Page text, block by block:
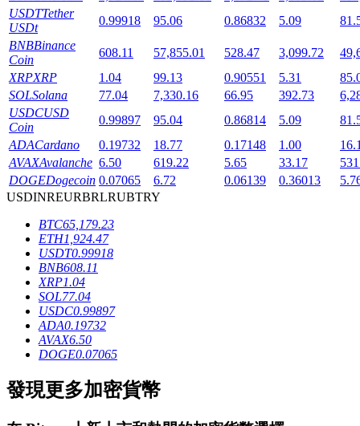
活期質押獲得熱門資產
鎖倉BTR
輕鬆獲得多重福利
借貸寶
USDTTether
USDt
0.99918 95.06 0.86832 5.09
BNBBinance
Coin
608.11 57,855.01 528.47 3,099.72
XRPXRP 1.04 99.13 0.90551 5.31
SOLSolana 77.04 7,330.16 66.95 392.73
USDCUSD
Coin
0.99897 95.04 0.86814 5.09
ADACardano 0.19732 18.77 0.17148 1.00
AVAXAvalanche 6.50 619.22 5.65 33.17
DOGEDogecoin 0.07065 6.72 0.06139 0.36013
USDINREURBRLRUBTRY
BTC65,179.23
ETH1,924.47
USDT0.99918
BNB608.11
XRP1.04
SOL77.04
USDC0.99897
ADA0.19732
AVAX6.50
DOGE0.07065
發現更多加密貨幣